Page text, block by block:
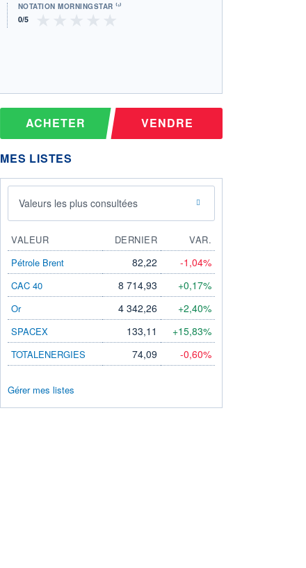
NOTATION MORNINGSTAR ⁽¹⁾
ACHETER VENDRE
MES LISTES
Valeurs les plus consultées
VALEUR DERNIER
VAR.
Pétrole Brent
82,22 -1,04%
CAC 40 8 714,93 +0,17%
Or 4 342,26 +2,40%
SPACEX 133,11 +15,83%
TOTALENERGIES 74,09 -0,60%
Gérer mes listes